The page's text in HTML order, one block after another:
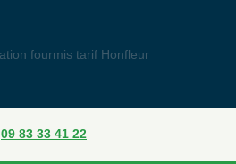
09 83 33 41 22